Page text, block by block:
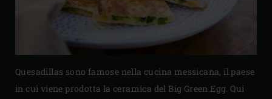
Quesadillas sono famose nella cucina messicana, il paese
in cui viene prodotta la ceramica del Big Green Egg. Qui